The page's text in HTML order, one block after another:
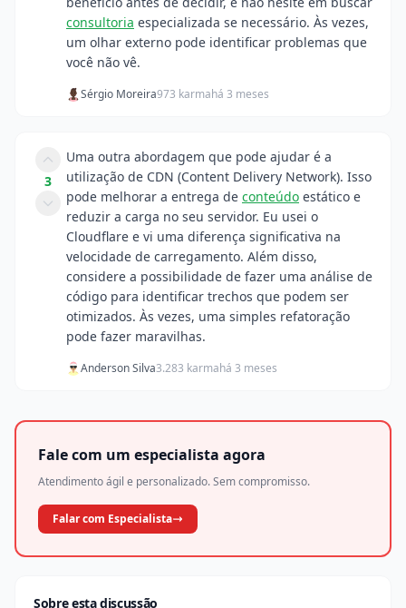
consultoria especializada se necessário. Às vezes,
um olhar externo pode identificar problemas que
você não vê.
Sérgio Moreira973 karmahá 3 meses
3
Uma outra abordagem que pode ajudar é a
utilização de CDN (Content Delivery Network). Isso
pode melhorar a entrega de conteúdo estático e
reduzir a carga no seu servidor. Eu usei o
Cloudflare e vi uma diferença significativa na
velocidade de carregamento. Além disso,
considere a possibilidade de fazer uma análise de
código para identificar trechos que podem ser
otimizados. Às vezes, uma simples refatoração
pode fazer maravilhas.
Anderson Silva3.283 karmahá 3 meses
Fale com um especialista agora
Atendimento ágil e personalizado. Sem compromisso.
Falar com Especialista
Sobre esta discussão